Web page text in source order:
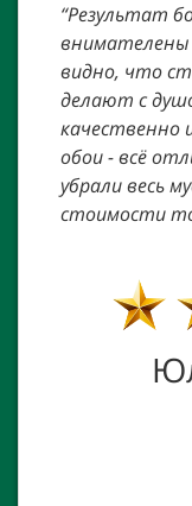
“Результат
внимателены
видно, что
делают с
качественно
обои - всё
убрали весь
стоимости